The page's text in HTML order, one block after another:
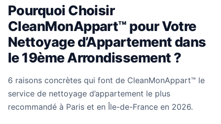
Pourquoi Choisir
CleanMonAppart™ pour Votre
Nettoyage d’Appartement dans
le 19ème Arrondissement ?
6 raisons concrètes qui font de CleanMonAppart™ le
service de nettoyage d’appartement le plus
recommandé à Paris et en Île-de-France en 2026.